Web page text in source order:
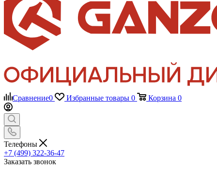
Сравнение0 Избранные товары 0 Корзина 0
Телефоны
+7 (499) 322-36-47
Заказать звонок